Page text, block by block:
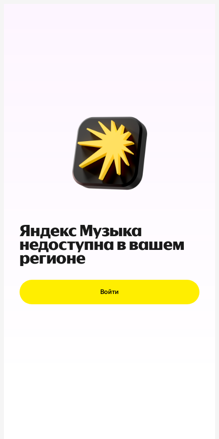
Яндекс Музыка
недоступна в вашем
регионе
Войти